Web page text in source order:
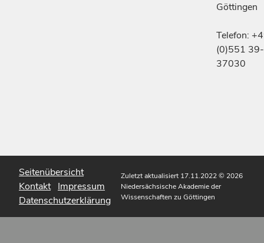
Göttingen
Telefon:
(0)551 39-
37030
Seitenübersicht
Kontakt Impressum
Datenschutzerklärung
Zuletzt aktualisiert 17.11.2022© 2026
Niedersächsische Akademie der
Wissenschaften zu Göttingen